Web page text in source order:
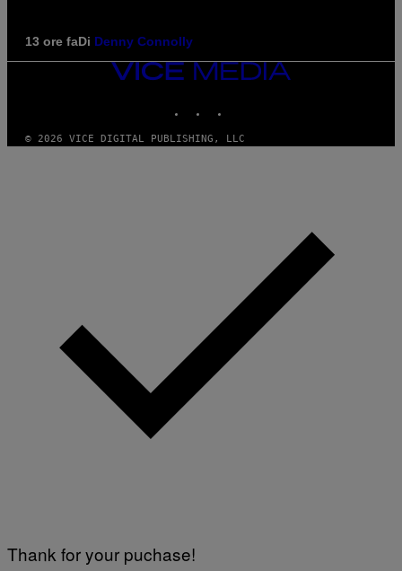
13 ore faDi Denny Connolly
VICE
MEDIA
© 2026 VICE DIGITAL PUBLISHING, LLC
Thank for your puchase!